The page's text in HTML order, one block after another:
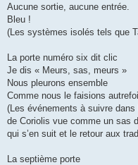
Aucune sortie, aucune entrée.
Bleu !
(Les systèmes isolés tels que
La porte numéro six dit clic
Je dis « Meurs, sas, meurs »
Nous pleurons ensemble
Comme nous le faisions
(Les événements à suivre
de Coriolis vue comme un sas
qui s’en suit et le retour aux
La septième porte